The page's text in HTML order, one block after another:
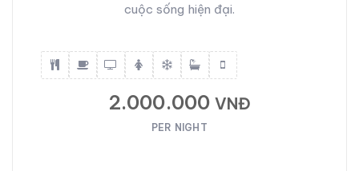
cuộc sống hiện đại.
2.000.000 VNĐ
PER NIGHT